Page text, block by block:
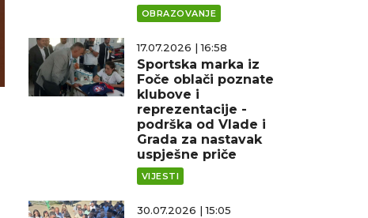
OBRAZOVANJE
17.07.2026 | 16:58
Sportska marka iz
Foče oblači poznate
klubove i
reprezentacije -
podrška od Vlade i
Grada za nastavak
uspješne priče
VIJESTI
30.07.2026 | 15:05